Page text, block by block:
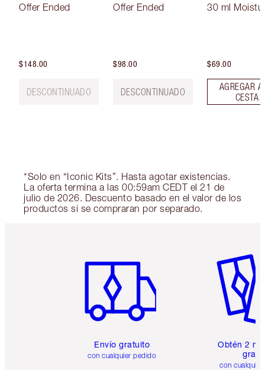
Offer Ended
$148.00
DESCONTINUADO
Offer Ended
$98.00
DESCONTINUADO
30 ml
$69.00
AGREGAR
CESTA
*Solo en “Iconic Kits”. Hasta agotar existencias.
La oferta termina a las 00:59am CEDT el 21 de
julio de 2026. Descuento basado en el valor de los
productos si se compraran por separado.
Envío gratuito
con cualquier pedido
Obtén 2
gratis
con